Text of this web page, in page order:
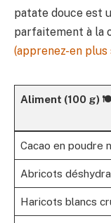
patate douce est
parfaitement à la
(apprenez-en
Aliment (100 g)
Cacao en poudre
Abricots
Haricots blancs